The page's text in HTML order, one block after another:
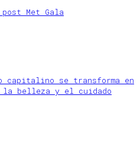
Met Gala
se transforma en
belleza y el cuidado